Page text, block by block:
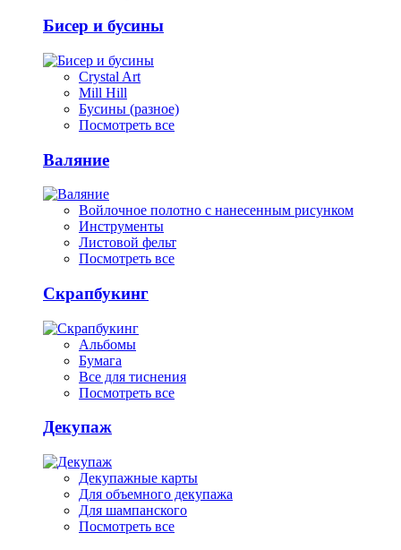
Бисер и бусины
Crystal Art
Mill Hill
Бусины (разное)
Посмотреть все
Валяние
Войлочное полотно с нанесенным рисунком
Инструменты
Листовой фельт
Посмотреть все
Скрапбукинг
Альбомы
Бумага
Все для тиснения
Посмотреть все
Декупаж
Декупажные карты
Для объемного декупажа
Для шампанского
Посмотреть все